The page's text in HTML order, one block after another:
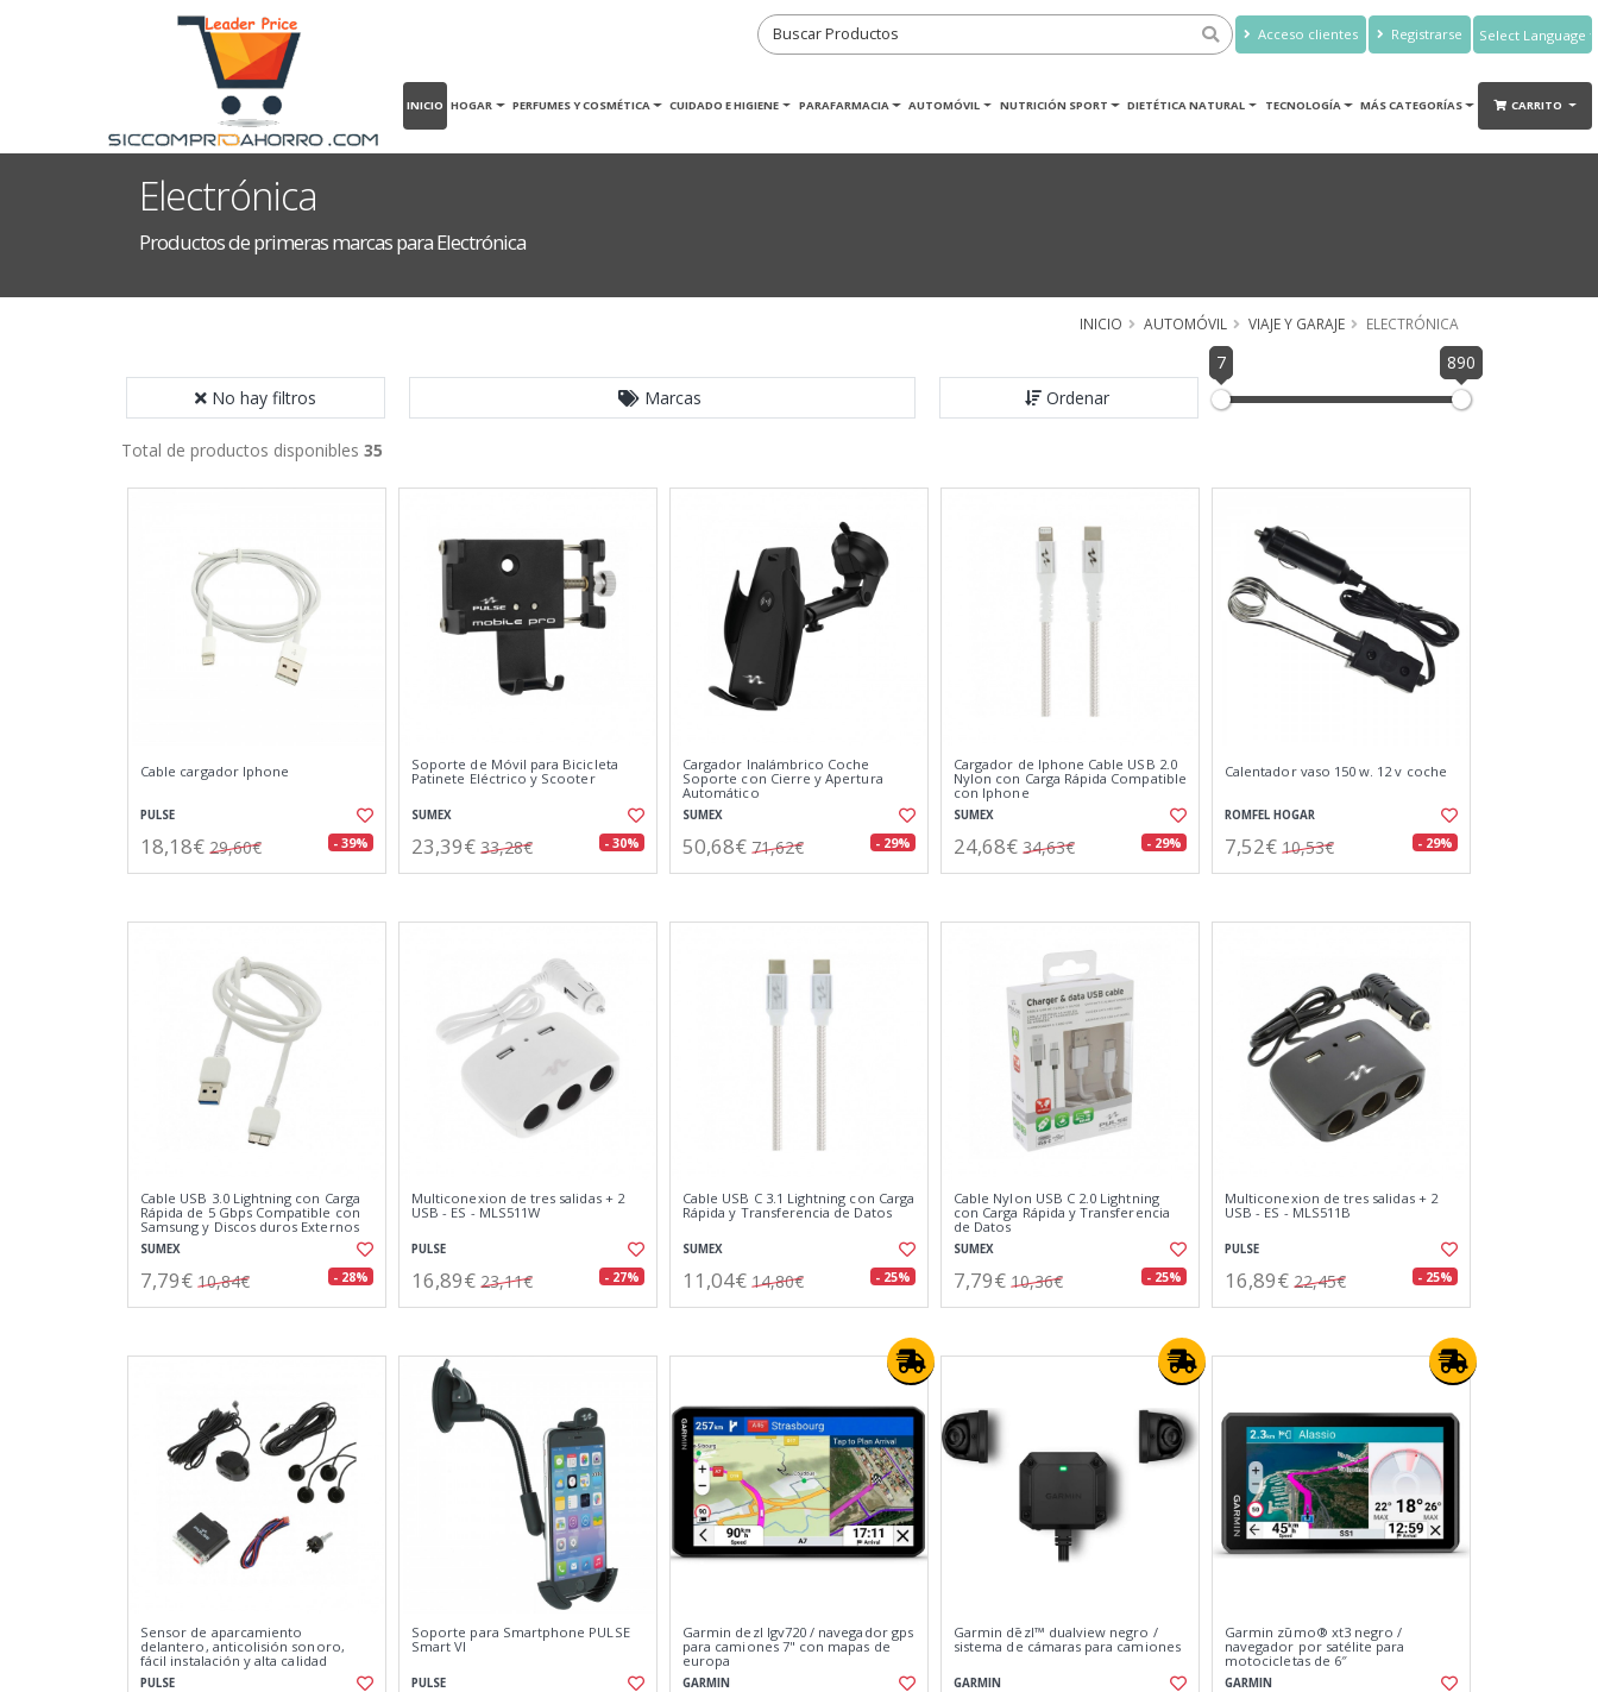
Acceso clientes Registrarse
Translate
INICIO HOGAR PERFUMES Y COSMÉTICA CUIDADO E HIGIENE PARAFARMACIA AUTOMÓVIL NUTRICIÓN SPORT DIETÉTICA NATURAL TECNOLOGÍA MÁS CATEGORÍAS CARRITO
Electrónica
Productos de primeras marcas para Electrónica
INICIO AUTOMÓVIL VIAJE Y GARAJE ELECTRÓNICA
No hay filtros Marcas Ordenar
7 890
Total de productos disponibles 35
Cable cargador Iphone
PULSE
18,18€ 29,60€ - 39%
Soporte de Móvil para Bicicleta
Patinete Eléctrico y Scooter
SUMEX
23,39€ 33,28€ - 30%
Cargador Inalámbrico Coche
Soporte con Cierre y Apertura
Automático
SUMEX
50,68€ 71,62€ - 29%
Cargador de Iphone Cable USB 2.0
Nylon con Carga Rápida Compatible
con Iphone
SUMEX
24,68€ 34,63€ - 29%
Calentador vaso 150 w. 12 v coche
ROMFEL HOGAR
7,52€ 10,53€ - 29%
Cable USB 3.0 Lightning con Carga
Rápida de 5 Gbps Compatible con
Samsung y Discos duros Externos
SUMEX
7,79€ 10,84€ - 28%
Multiconexion de tres salidas + 2
USB - ES - MLS511W
PULSE
16,89€ 23,11€ - 27%
Cable USB C 3.1 Lightning con Carga
Rápida y Transferencia de Datos
SUMEX
11,04€ 14,80€ - 25%
Cable Nylon USB C 2.0 Lightning
con Carga Rápida y Transferencia
de Datos
SUMEX
7,79€ 10,36€ - 25%
Multiconexion de tres salidas + 2
USB - ES - MLS511B
PULSE
16,89€ 22,45€ - 25%
Sensor de aparcamiento
delantero, anticolisión sonoro,
fácil instalación y alta calidad
PULSE
Soporte para Smartphone PULSE
Smart VI
PULSE
Garmin dezl lgv720 / navegador gps
para camiones 7" con mapas de
europa
GARMIN
Garmin dēzl™ dualview negro /
sistema de cámaras para camiones
GARMIN
Garmin zūmo® xt3 negro /
navegador por satélite para
motocicletas de 6″
GARMIN